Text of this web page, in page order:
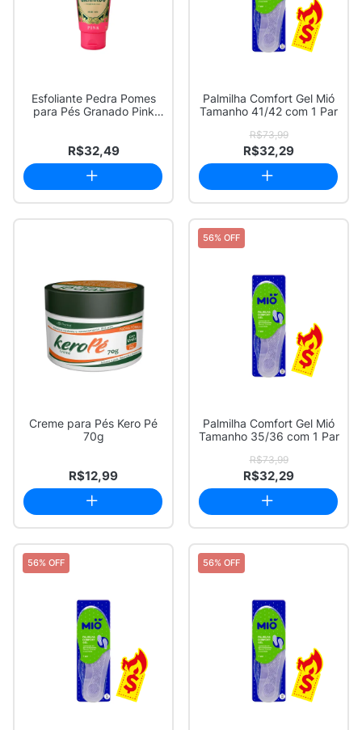
Esfoliante Pedra Pomes
para Pés Granado Pink
R$32,49
Palmilha Comfort Gel Mió
Tamanho 41/42 com 1 Par
R$73,99
R$32,29
Creme para Pés Kero Pé
70g
R$12,99
56% OFF
Palmilha Comfort Gel Mió
Tamanho 35/36 com 1 Par
R$73,99
R$32,29
56% OFF 56% OFF